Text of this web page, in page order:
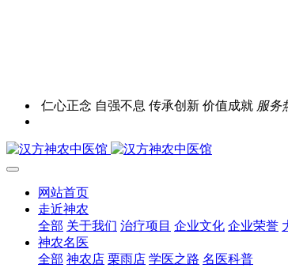
仁心正念 自强不息 传承创新 价值成就 服务
网站首页
走近神农
全部 关于我们 治疗项目 企业文化 企业荣誉
神农名医
全部 神农店 栗雨店 学医之路 名医科普